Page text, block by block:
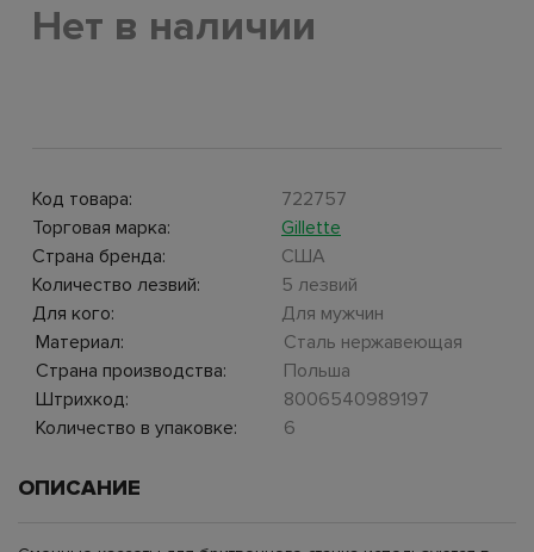
Нет в наличии
Код товара:
722757
Торговая марка:
Gillette
Страна бренда:
США
Количество лезвий:
5 лезвий
Для кого:
Для мужчин
Материал:
Сталь нержавеющая
Страна производства:
Польша
Штрихкод:
8006540989197
Количество в упаковке:
6
ОПИСАНИЕ